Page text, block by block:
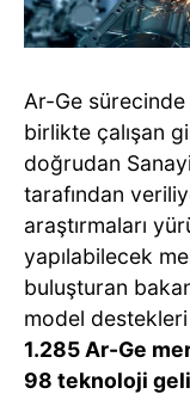
Ar-Ge
birlikte çalışan
doğrudan
tarafından
araştırmaları
yapılabilecek
buluşturan
model destekleri
1.285 Ar-Ge
98 teknoloji